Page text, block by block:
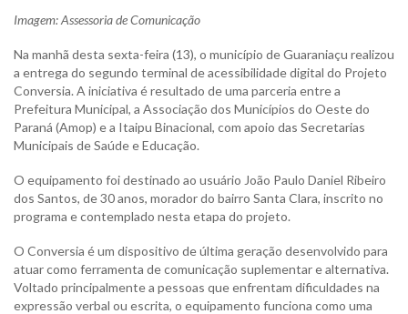
Imagem:Assessoria de Comunicação
Na manhã desta sexta-feira (13), o município de Guaraniaçu realizou
a entrega do segundo terminal de acessibilidade digital do Projeto
Conversia. A iniciativa é resultado de uma parceria entre a
Prefeitura Municipal, a Associação dos Municípios do Oeste do
Paraná (Amop) e a Itaipu Binacional, com apoio das Secretarias
Municipais de Saúde e Educação.
O equipamento foi destinado ao usuário João Paulo Daniel Ribeiro
dos Santos, de 30 anos, morador do bairro Santa Clara, inscrito no
programa e contemplado nesta etapa do projeto.
O Conversia é um dispositivo de última geração desenvolvido para
atuar como ferramenta de comunicação suplementar e alternativa.
Voltado principalmente a pessoas que enfrentam dificuldades na
expressão verbal ou escrita, o equipamento funciona como uma